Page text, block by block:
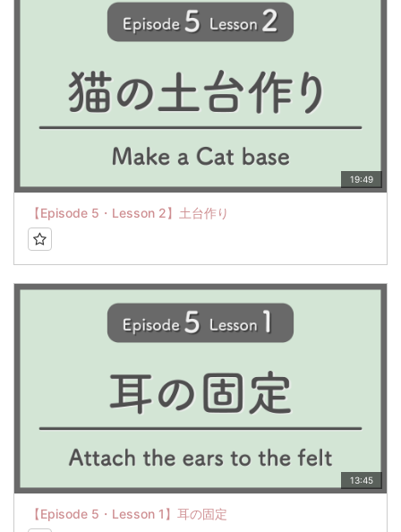
19:49
【Episode 5・Lesson 2】土台作り
13:45
【Episode 5・Lesson 1】耳の固定